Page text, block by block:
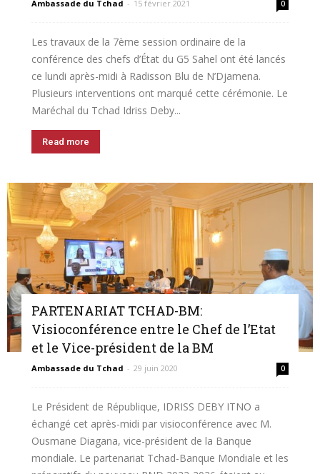
Ambassade du Tchad - 15 février 2021 0
Les travaux de la 7ème session ordinaire de la
conférence des chefs d’État du G5 Sahel ont été lancés
ce lundi après-midi à Radisson Blu de N’Djamena.
Plusieurs interventions ont marqué cette cérémonie. Le
Maréchal du Tchad Idriss Deby...
Read more
PARTENARIAT TCHAD-BM:
Visioconférence entre le Chef de l’Etat
et le Vice-président de la BM
Ambassade du Tchad - 29 juin 2020 0
Le Président de République, IDRISS DEBY ITNO a
échangé cet après-midi par visioconférence avec M.
Ousmane Diagana, vice-président de la Banque
mondiale. Le partenariat Tchad-Banque Mondiale et les